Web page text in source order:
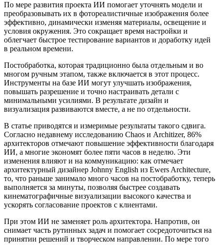
По мере развития проекта ИИ помогает уточнять модели и
преобразовывать их в фотореалистичные изображения более
эффективно, динамически изменяя материалы, освещение и
условия окружения. Это сокращает время настройки и
облегчает быстрое тестирование вариантов и доработку идей
в реальном времени.
Постобработка, которая традиционно была отдельным и во
многом ручным этапом, также включается в этот процесс.
Инструменты на базе ИИ могут улучшать изображения,
повышать разрешение и точно настраивать детали с
минимальными усилиями. В результате дизайн и
визуализация развиваются вместе, а не по отдельности.
В статье приводятся и измеримые результаты такого сдвига.
Согласно недавнему исследованию Chaos и Architizer, 86%
архитекторов отмечают повышение эффективности благодаря
ИИ, а многие экономят более пяти часов в неделю. Эти
изменения влияют и на коммуникацию: как отмечает
архитектурный дизайнер Johnny English из Ewers Architecture,
то, что раньше занимало много часов на постобработку, теперь
выполняется за минуты, позволяя быстрее создавать
кинематографичные визуализации высокого качества и
ускорять согласование проектов с клиентами.
При этом ИИ не заменяет роль архитектора. Напротив, он
снимает часть рутинных задач и помогает сосредоточиться на
принятии решений и творческом направлении. По мере того